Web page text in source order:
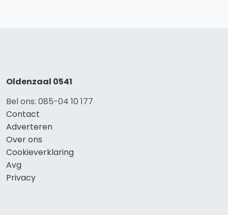
Oldenzaal 0541
Bel ons: 085-04 10 177
Contact
Adverteren
Over ons
Cookieverklaring
Avg
Privacy